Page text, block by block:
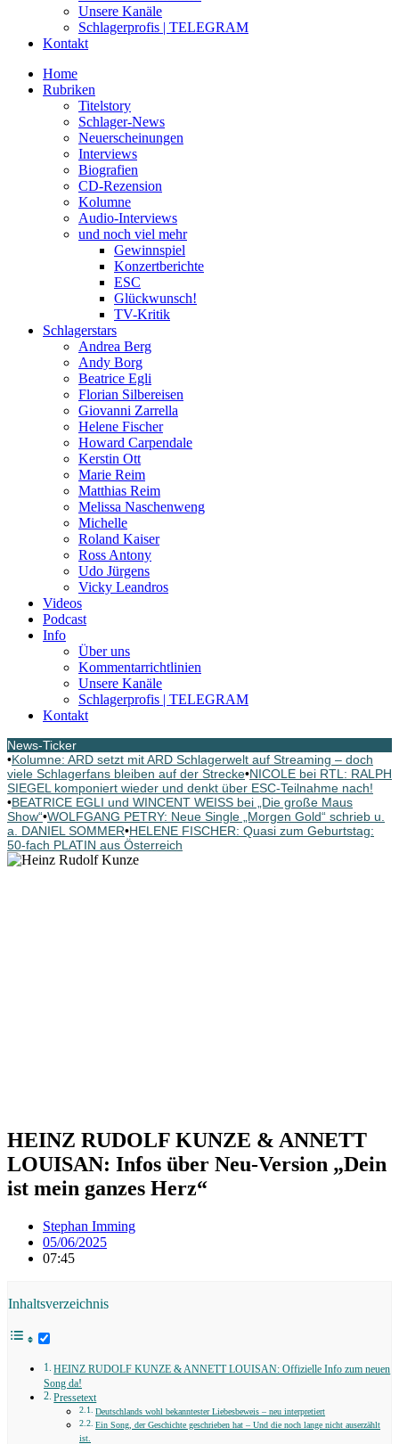
Unsere Kanäle
Schlagerprofis | TELEGRAM
Kontakt
Home
Rubriken
Titelstory
Schlager-News
Neuerscheinungen
Interviews
Biografien
CD-Rezension
Kolumne
Audio-Interviews
und noch viel mehr
Gewinnspiel
Konzertberichte
ESC
Glückwunsch!
TV-Kritik
Schlagerstars
Andrea Berg
Andy Borg
Beatrice Egli
Florian Silbereisen
Giovanni Zarrella
Helene Fischer
Howard Carpendale
Kerstin Ott
Marie Reim
Matthias Reim
Melissa Naschenweng
Michelle
Roland Kaiser
Ross Antony
Udo Jürgens
Vicky Leandros
Videos
Podcast
Info
Über uns
Kommentarrichtlinien
Unsere Kanäle
Schlagerprofis | TELEGRAM
Kontakt
News-Ticker
•Kolumne: ARD setzt mit ARD Schlagerwelt auf Streaming – doch
viele Schlagerfans bleiben auf der Strecke•NICOLE bei RTL: RALPH
SIEGEL komponiert wieder und denkt über ESC-Teilnahme nach!
•BEATRICE EGLI und WINCENT WEISS bei „Die große Maus
Show“•WOLFGANG PETRY: Neue Single „Morgen Gold“ schrieb u.
a. DANIEL SOMMER•HELENE FISCHER: Quasi zum Geburtstag:
50-fach PLATIN aus Österreich
HEINZ RUDOLF KUNZE & ANNETT
LOUISAN: Infos über Neu-Version „Dein
ist mein ganzes Herz“
Stephan Imming
05/06/2025
07:45
Inhaltsverzeichnis
HEINZ RUDOLF KUNZE & ANNETT LOUISAN: Offizielle Info zum neuen
Song da!
Pressetext
Deutschlands wohl bekanntester Liebesbeweis – neu interpretiert
Ein Song, der Geschichte geschrieben hat – Und die noch lange nicht auserzählt
ist.